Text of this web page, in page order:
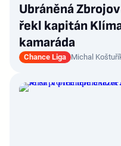
Ubráněná
řekl kapitán
kamaráda
Chance Liga Michal